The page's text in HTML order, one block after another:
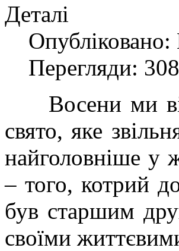
Деталі
Перегляди:
Восени ми
свято, яке
найголовніше у
– того, котрий
був старшим
своїми